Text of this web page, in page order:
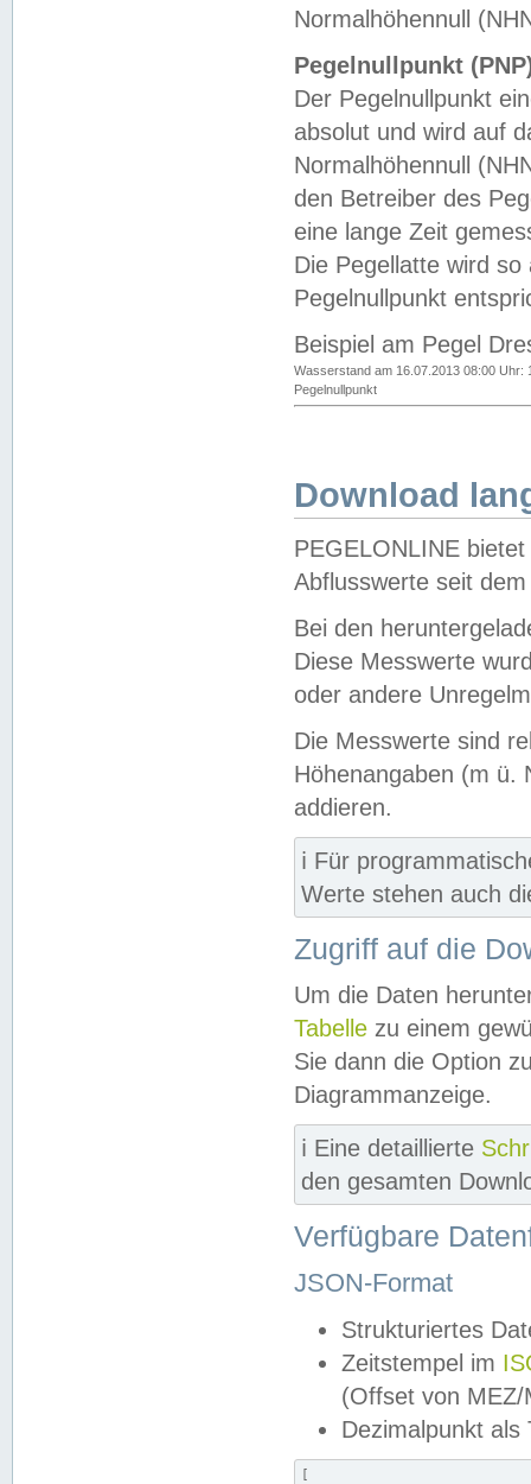
Normalhöhennull
Pegelnullpunkt
Der Pegelnullpunkt
absolut und wird auf
Normalhöhennull
den Betreiber des
eine lange Zeit
Die Pegellatte wird
Pegelnullpunkt
Beispiel am Pegel
Wasserstand am 16.07.2013 08:00 Uhr:
Pegelnullpunkt
Download
PEGELONLINE
Abflusswerte seit
Bei den
Diese Messwerte
oder andere
Die Messwerte sind
Höhenangaben (m ü.
addieren.
ℹ️ Für
Werte stehen auch
Zugriff auf die
Um die Daten
Tabelle zu einem
Sie dann die Option
Diagrammanzeige.
ℹ️ Eine detaillierte
den gesamten
Verfügbare
JSON-Format
Strukturiertes
Zeitstempel im
(Offset von MEZ/
Dezimalpunkt als
[